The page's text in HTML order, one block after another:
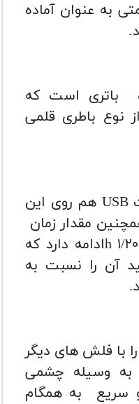
به عنوان آماده
باتری است که
و از نوع باطری قلمی
لازم به ذکر است که پورت USB هم روی این
مقدار زمان
بازتاب نور از ۱/۲۰۰ تا ۱/۲۰۰۰۰ hادامه دارد که
آن را نسبت به
با فلش های دیگر
به وسیله چشمی
سریع به همگام